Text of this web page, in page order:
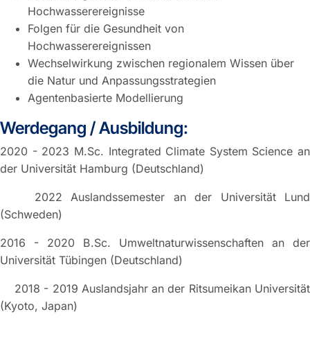
Hochwasserereignisse
Folgen für die Gesundheit von
Hochwasserereignissen
Wechselwirkung zwischen regionalem Wissen über
die Natur und Anpassungsstrategien
Agentenbasierte Modellierung
Werdegang / Ausbildung:
2020 - 2023 M.Sc. Integrated Climate System Science an
der Universität Hamburg (Deutschland)
2022 Auslandssemester an der Universität Lund
(Schweden)
2016 - 2020 B.Sc. Umweltnaturwissenschaften an der
Universität Tübingen (Deutschland)
2018 - 2019 Auslandsjahr an der Ritsumeikan Universität
(Kyoto, Japan)